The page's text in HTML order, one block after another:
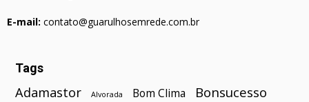
E-mail: contato@guarulhosemrede.com.br
Tags
Adamastor Alvorada Bom Clima Bonsucesso